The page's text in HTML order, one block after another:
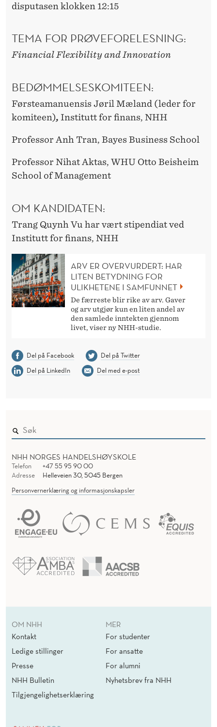
disputasen klokken 12:15
TEMA FOR PRØVEFORELESNING:
Financial Flexibility and Innovation
BEDØMMELSESKOMITEEN:
Førsteamanuensis Jøril Mæland (leder for
komiteen), Institutt for finans, NHH
Professor Anh Tran, Bayes Business School
Professor Nihat Aktas, WHU Otto Beisheim
School of Management
OM KANDIDATEN:
Trang Quynh Vu har vært stipendiat ved
Institutt for finans, NHH
ARV ER OVERVURDERT: HAR
LITEN BETYDNING FOR
ULIKHETENE I SAMFUNNET
De færreste blir rike av arv. Gaver
og arv utgjør kun en liten andel av
den samlede inntekten gjennom
livet, viser ny NHH-studie.
Del på Facebook
Del på Twitter
Del på LinkedIn
Del med e-post
NHH NORGES HANDELSHØYSKOLE
Telefon
+47 55 95 90 00
Adresse
Helleveien 30, 5045 Bergen
Personvernerklæring og informasjonskapsler
OM NHH
Kontakt
Ledige stillinger
Presse
NHH Bulletin
Tilgjengelighetserklæring
MER
For studenter
For ansatte
For alumni
Nyhetsbrev fra NHH